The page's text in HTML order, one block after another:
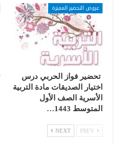
عروض التحضير المميزة
تحضير فواز الحربي درس
اختيار الصديقات مادة التربية
الأسرية الصف الأول
المتوسط 1443…
NEXT